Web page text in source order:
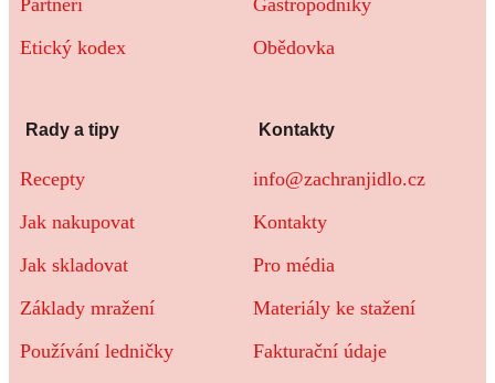
Partneři
Etický kodex
Gastropodniky
Obědovka
Rady a tipy
Recepty
Jak nakupovat
Jak skladovat
Základy mražení
Používání ledničky
Kontakty
info@zachranjidlo.cz
Kontakty
Pro média
Materiály ke stažení
Fakturační údaje